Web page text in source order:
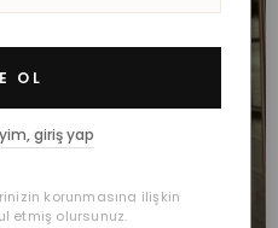
OL
giriş yap
korunmasına ilişkin
etmiş olursunuz.